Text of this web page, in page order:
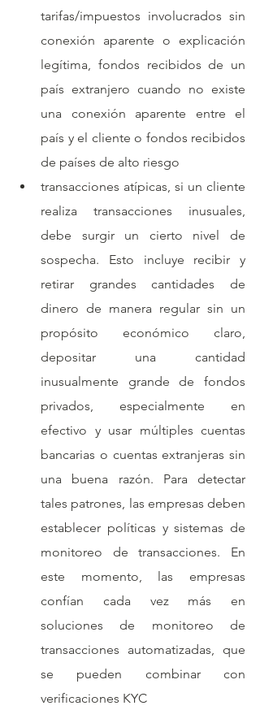
tarifas/impuestos involucrados sin
conexión aparente o explicación
legítima, fondos recibidos de un
país extranjero cuando no existe
una conexión aparente entre el
país y el cliente o fondos recibidos
de países de alto riesgo
transacciones atípicas, si un cliente
realiza transacciones inusuales,
debe surgir un cierto nivel de
sospecha. Esto incluye recibir y
retirar grandes cantidades de
dinero de manera regular sin un
propósito económico claro,
depositar una cantidad
inusualmente grande de fondos
privados, especialmente en
efectivo y usar múltiples cuentas
bancarias o cuentas extranjeras sin
una buena razón. Para detectar
tales patrones, las empresas deben
establecer políticas y sistemas de
monitoreo de transacciones. En
este momento, las empresas
confían cada vez más en
soluciones de monitoreo de
transacciones automatizadas, que
se pueden combinar con
verificaciones KYC